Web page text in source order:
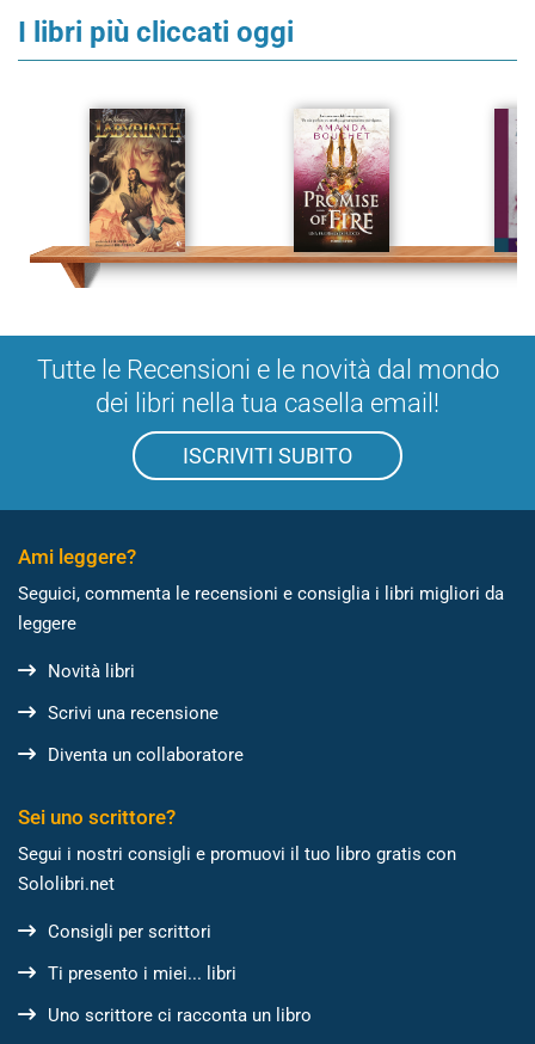
I libri più cliccati oggi
Tutte le Recensioni e le novità dal mondo
dei libri nella tua casella email!
ISCRIVITI SUBITO
Ami leggere?
Seguici, commenta le recensioni e consiglia i libri migliori da
leggere
Novità libri
Scrivi una recensione
Diventa un collaboratore
Sei uno scrittore?
Segui i nostri consigli e promuovi il tuo libro gratis con
Sololibri.net
Consigli per scrittori
Ti presento i miei... libri
Uno scrittore ci racconta un libro